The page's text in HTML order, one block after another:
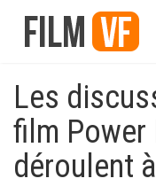
Les
film Power
déroulent